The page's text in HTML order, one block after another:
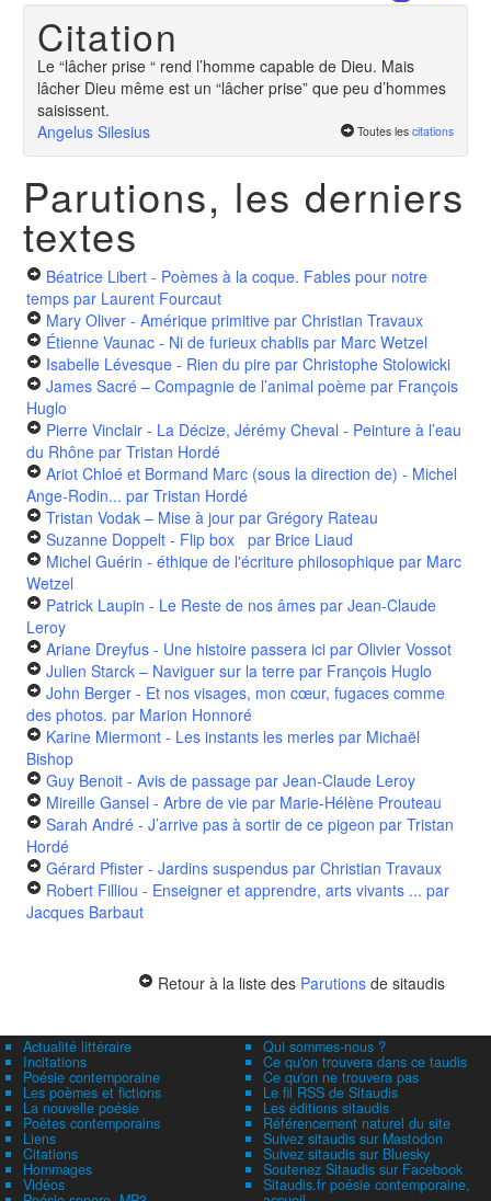
Citation
Le “lâcher prise “ rend l’homme capable de Dieu. Mais
lâcher Dieu même est un “lâcher prise” que peu d’hommes
saisissent.
Angelus Silesius
Toutes les citations
Parutions, les derniers
textes
Béatrice Libert - Poèmes à la coque. Fables pour notre
temps par Laurent Fourcaut
Mary Oliver - Amérique primitive par Christian Travaux
Étienne Vaunac - Ni de furieux chablis par Marc Wetzel
Isabelle Lévesque - Rien du pire par Christophe Stolowicki
James Sacré – Compagnie de l’animal poème par François
Huglo
Pierre Vinclair - La Décize, Jérémy Cheval - Peinture à l’eau
du Rhône par Tristan Hordé
Ariot Chloé et Bormand Marc (sous la direction de) - Michel
Ange-Rodin... par Tristan Hordé
Tristan Vodak – Mise à jour par Grégory Rateau
Suzanne Doppelt - Flip box par Brice Liaud
Michel Guérin - éthique de l'écriture philosophique par Marc
Wetzel
Patrick Laupin - Le Reste de nos âmes par Jean-Claude
Leroy
Ariane Dreyfus - Une histoire passera ici par Olivier Vossot
Julien Starck – Naviguer sur la terre par François Huglo
John Berger - Et nos visages, mon cœur, fugaces comme
des photos. par Marion Honnoré
Karine Miermont - Les instants les merles par Michaël
Bishop
Guy Benoit - Avis de passage par Jean-Claude Leroy
Mireille Gansel - Arbre de vie par Marie-Hélène Prouteau
Sarah André - J’arrive pas à sortir de ce pigeon par Tristan
Hordé
Gérard Pfister - Jardins suspendus par Christian Travaux
Robert Filliou - Enseigner et apprendre, arts vivants ... par
Jacques Barbaut
Retour à la liste des Parutions de sitaudis
Actualité littéraire
Incitations
Poésie contemporaine
Les poèmes et fictions
La nouvelle poésie
Poètes contemporains
Liens
Citations
Hommages
Vidéos
Qui sommes-nous ?
Ce qu'on trouvera dans ce taudis
Ce qu'on ne trouvera pas
Le fil RSS de Sitaudis
Les éditions sitaudis
Référencement naturel du site
Suivez sitaudis sur Mastodon
Suivez sitaudis sur Bluesky
Soutenez Sitaudis sur Facebook
Sitaudis.fr poésie contemporaine,